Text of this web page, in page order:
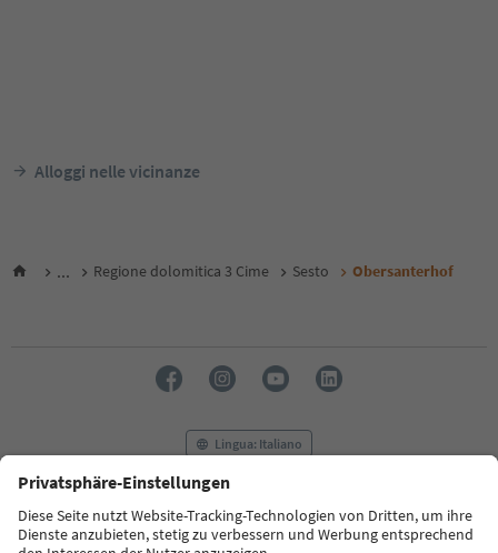
Alloggi nelle vicinanze
... Regione dolomitica 3 Cime Sesto Obersanterhof
Lingua: Italiano
FAQ Contatti Press MICE
Privacy Policy
Termini e condizioni
Crediti Cookie Policy